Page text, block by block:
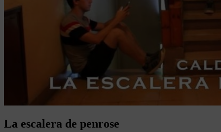
La escalera de penrose